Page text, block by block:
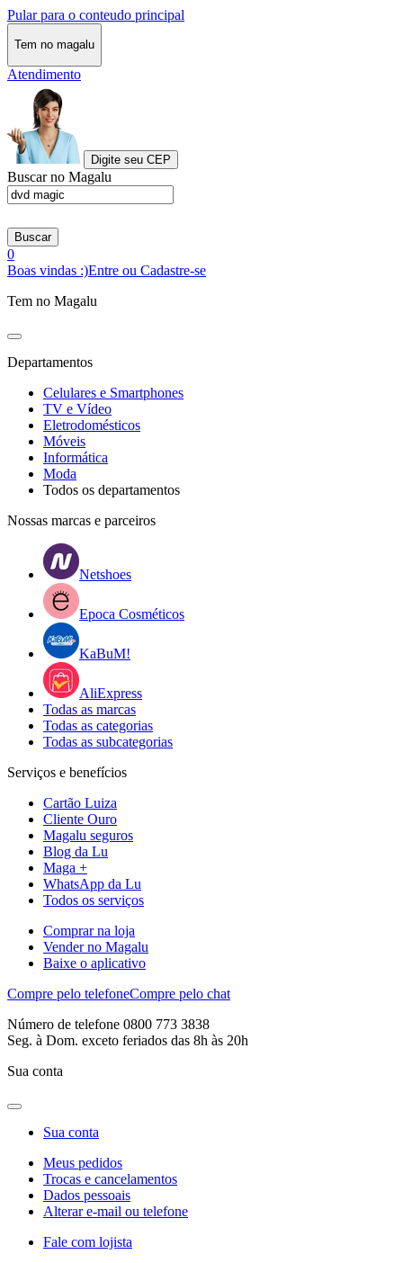
Pular para o conteudo principal
Tem no magalu
Atendimento
Digite seu CEP
Buscar no Magalu
Buscar
0
Boas vindas :)Entre ou Cadastre-se
Tem no Magalu
Departamentos
Celulares e Smartphones
TV e Vídeo
Eletrodomésticos
Móveis
Informática
Moda
Todos os departamentos
Nossas marcas e parceiros
Netshoes
Epoca Cosméticos
KaBuM!
AliExpress
Todas as marcas
Todas as categorias
Todas as subcategorias
Serviços e benefícios
Cartão Luiza
Cliente Ouro
Magalu seguros
Blog da Lu
Maga +
WhatsApp da Lu
Todos os serviços
Comprar na loja
Vender no Magalu
Baixe o aplicativo
Compre pelo telefoneCompre pelo chat
Número de telefone 0800 773 3838
Seg. à Dom. exceto feriados das 8h às 20h
Sua conta
Sua conta
Meus pedidos
Trocas e cancelamentos
Dados pessoais
Alterar e-mail ou telefone
Fale com lojista